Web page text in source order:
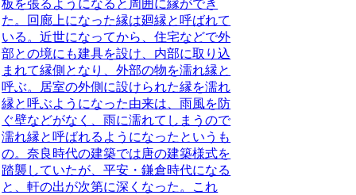
板を張るようになると周囲に縁ができ
た。回廊上になった縁は廻縁と呼ばれて
いる。近世になってから、住宅などで外
部との境にも建具を設け、内部に取り込
まれて縁側となり、外部の物を濡れ縁と
呼ぶ。居室の外側に設けられた縁を濡れ
縁と呼ぶようになった由来は、雨風を防
ぐ壁などがなく、雨に濡れてしまうので
濡れ縁と呼ばれるようになったというも
の。奈良時代の建築では唐の建築様式を
踏襲していたが、平安・鎌倉時代になる
と、軒の出が次第に深くなった。これ